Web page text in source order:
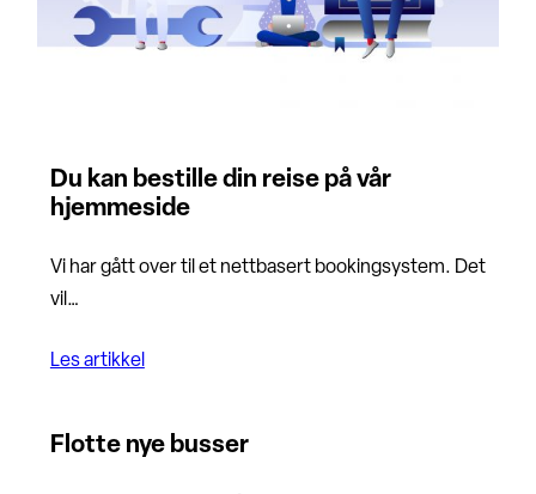
Du kan bestille din reise på vår
hjemmeside
Vi har gått over til et nettbasert bookingsystem. Det
vil…
Les artikkel
Flotte nye busser